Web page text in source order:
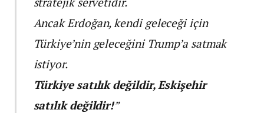
Ancak Erdoğan, kendi geleceği için
Türkiye’nin geleceğini Trump’a satmak
istiyor.
Türkiye satılık değildir, Eskişehir
satılık değildir!”